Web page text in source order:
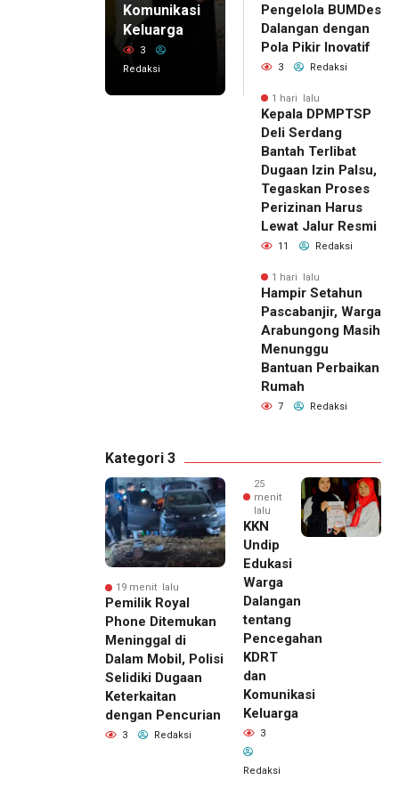
Komunikasi
Keluarga
3
Redaksi
Pengelola BUMDes
Dalangan dengan
Pola Pikir Inovatif
3 Redaksi
1 hari lalu
Kepala DPMPTSP
Deli Serdang
Bantah Terlibat
Dugaan Izin Palsu,
Tegaskan Proses
Perizinan Harus
Lewat Jalur Resmi
11 Redaksi
1 hari lalu
Hampir Setahun
Pascabanjir, Warga
Arabungong Masih
Menunggu
Bantuan Perbaikan
Rumah
7 Redaksi
Kategori 3
19 menit lalu
Pemilik Royal
Phone Ditemukan
Meninggal di
Dalam Mobil, Polisi
Selidiki Dugaan
Keterkaitan
dengan Pencurian
3 Redaksi
25
menit
lalu
KKN
Undip
Edukasi
Warga
Dalangan
tentang
Pencegahan
KDRT
dan
Komunikasi
Keluarga
3
Redaksi